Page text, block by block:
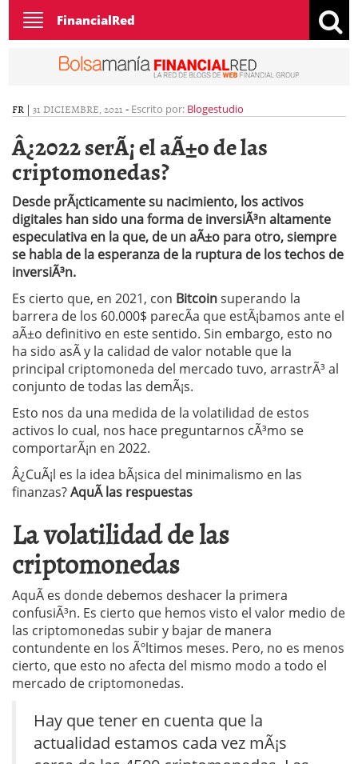
Toggle
navigation
FinancialRed
FR | 31 DICIEMBRE, 2021 - Escrito por: Blogestudio
Â¿2022 serÃ¡ el aÃ±o de las
criptomonedas?
Desde prÃ¡cticamente su nacimiento, los activos
digitales han sido una forma de inversiÃ³n altamente
especulativa en la que, de un aÃ±o para otro, siempre
se habla de la esperanza de la ruptura de los techos de
inversiÃ³n.
Es cierto que, en 2021, con Bitcoinsuperando la
barrera de los 60.000$ parecÃ­a que estÃ¡bamos ante el
aÃ±o definitivo en este sentido. Sin embargo, esto no
ha sido asÃ­ y la calidad de valor notable que la
principal criptomoneda del mercado tuvo, arrastrÃ³ al
conjunto de todas las demÃ¡s.
Esto nos da una medida de la volatilidad de estos
activos lo cual, nos hace preguntarnos cÃ³mo se
comportarÃ¡n en 2022.
Â¿CuÃ¡l es la idea bÃ¡sica del minimalismo en las
finanzas?AquÃ­ las respuestas
La volatilidad de las
criptomonedas
AquÃ­ es donde debemos deshacer la primera
confusiÃ³n. Es cierto que hemos visto el valor medio de
las criptomonedas subir y bajar de manera
contundente en los Ãºltimos meses. Pero, no es menos
cierto, que esto no afecta del mismo modo a todo el
mercado de criptomonedas.
Hay que tener en cuenta que la
actualidad estamos cada vez mÃ¡s